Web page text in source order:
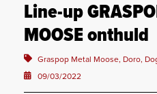
Line-up
MOOSE onthuld
Graspop Metal Moose, Doro,
09/03/2022